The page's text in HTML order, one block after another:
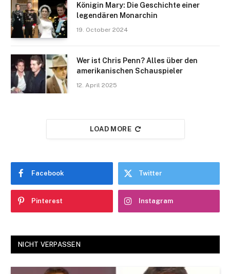
Königin Mary: Die Geschichte einer
legendären Monarchin
19. October 2024
Wer ist Chris Penn? Alles über den
amerikanischen Schauspieler
12. April 2025
LOAD MORE
Facebook Twitter
Pinterest Instagram
NICHT VERPASSEN